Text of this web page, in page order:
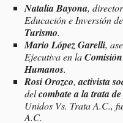
Natalia Bayona,
Educación e Inversión
Turismo.
Mario López Garelli,
Ejecutiva en la
Humanos.
Rosi Orozco,activista
delcombate a la trata
Unidos Vs. Trata A.C.,
A.C.